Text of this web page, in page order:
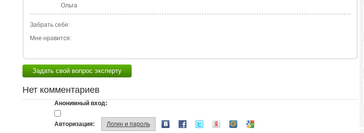
Ольга
Забрать себе:
Мне нравится:
Задать свой вопрос эксперту
Нет комментариев
Анонимный вход:
Авторизация: Логин и пароль